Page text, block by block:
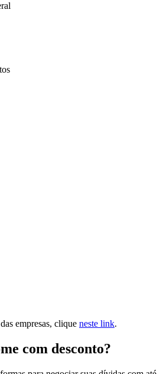
empresas, clique neste link.
com desconto?